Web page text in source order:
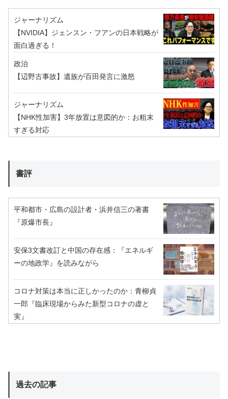
ジャーナリズム
【NVIDIA】ジェンスン・フアンの日本戦略が
面白過ぎる！
政治
【辺野古事故】遺族が百田発言に激怒
ジャーナリズム
【NHK性加害】3年放置は意図的か：お粗末
すぎる対応
書評
平和都市・広島の設計者・浜井信三の著書
『原爆市長』
安保3文書改訂と中国の存在感：『エネルギ
ーの地政学』を読みながら
コロナ対策は本当に正しかったのか：青柳貞
一郎『臨床現場からみた新型コロナの虚と
実』
過去の記事